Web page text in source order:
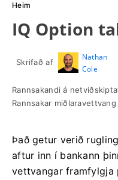
Heim
IQ Option
Skrifað af
Nathan
Cole
Rannsakandi á
Rannsakar
Það getur verið
aftur inn í bankann
vettvangar framfylgja